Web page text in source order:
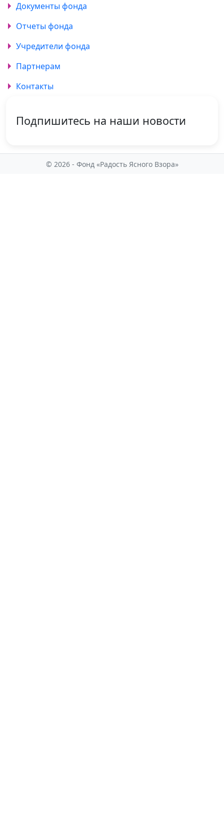
Документы фонда
Отчеты фонда
Учредители фонда
Партнерам
Контакты
Подпишитесь на наши новости
© 2026 - Фонд «Радость Ясного Взора»